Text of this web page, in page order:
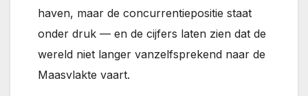
haven, maar de concurrentiepositie staat
onder druk — en de cijfers laten zien dat de
wereld niet langer vanzelfsprekend naar de
Maasvlakte vaart.